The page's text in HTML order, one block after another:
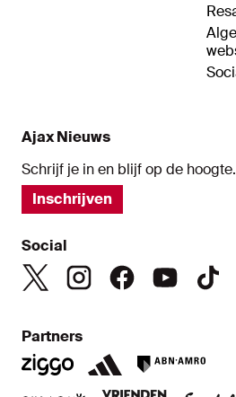
Ajax Nieuws
Schrijf je in en blijf op de hoogte.
Inschrijven
Social
Partners